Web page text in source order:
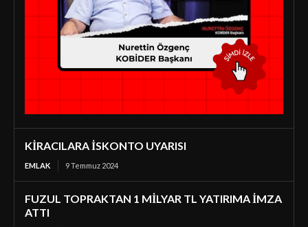
KİRACILARA İSKONTO UYARISI
EMLAK 9 Temmuz 2024
FUZUL TOPRAKTAN 1 MİLYAR TL YATIRIMA İMZA
ATTI